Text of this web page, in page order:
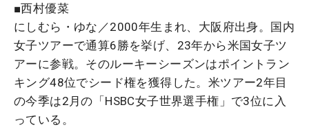
■西村優菜
にしむら・ゆな／2000年生まれ、大阪府出身。国内
女子ツアーで通算6勝を挙げ、23年から米国女子ツ
アーに参戦。そのルーキーシーズンはポイントラン
キング48位でシード権を獲得した。米ツアー2年目
の今季は2月の「HSBC女子世界選手権」で3位に入
っている。